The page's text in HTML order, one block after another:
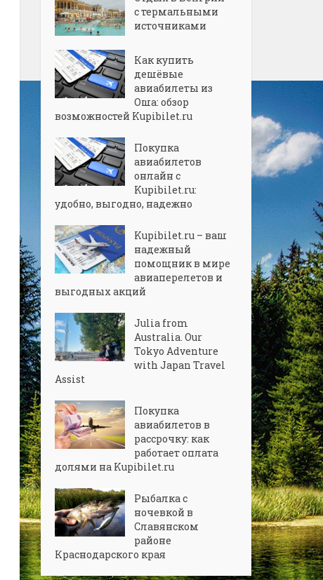
с термальными
источниками
Как купить
дешёвые
авиабилеты из
Оша: обзор
возможностей Kupibilet.ru
Покупка
авиабилетов
онлайн с
Kupibilet.ru:
удобно, выгодно, надежно
Kupibilet.ru – ваш
надежный
помощник в мире
авиаперелетов и
выгодных акций
Julia from
Australia. Our
Tokyo Adventure
with Japan Travel
Assist
Покупка
авиабилетов в
рассрочку: как
работает оплата
долями на Kupibilet.ru
Рыбалка с
ночевкой в
Славянском
районе
Краснодарского края